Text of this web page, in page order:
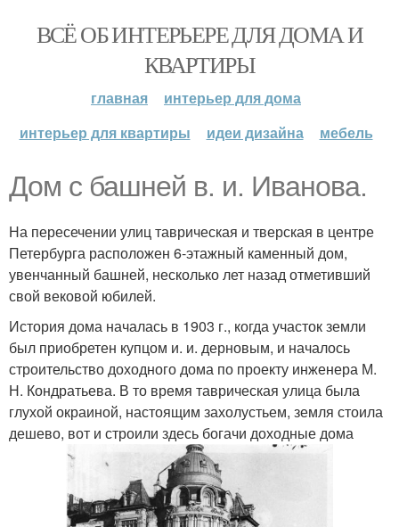
ВСЁ ОБ ИНТЕРЬЕРЕ ДЛЯ ДОМА И
КВАРТИРЫ
главная
интерьер для дома
интерьер для квартиры
идеи дизайна мебель
Дом с башней в. и. Иванова.
На пересечении улиц таврическая и тверская в центре
Петербурга расположен 6-этажный каменный дом,
увенчанный башней, несколько лет назад отметивший
свой вековой юбилей.
История дома началась в 1903 г., когда участок земли
был приобретен купцом и. и. дерновым, и началось
строительство доходного дома по проекту инженера М.
Н. Кондратьева. В то время таврическая улица была
глухой окраиной, настоящим захолустьем, земля стоила
дешево, вот и строили здесь богачи доходные дома